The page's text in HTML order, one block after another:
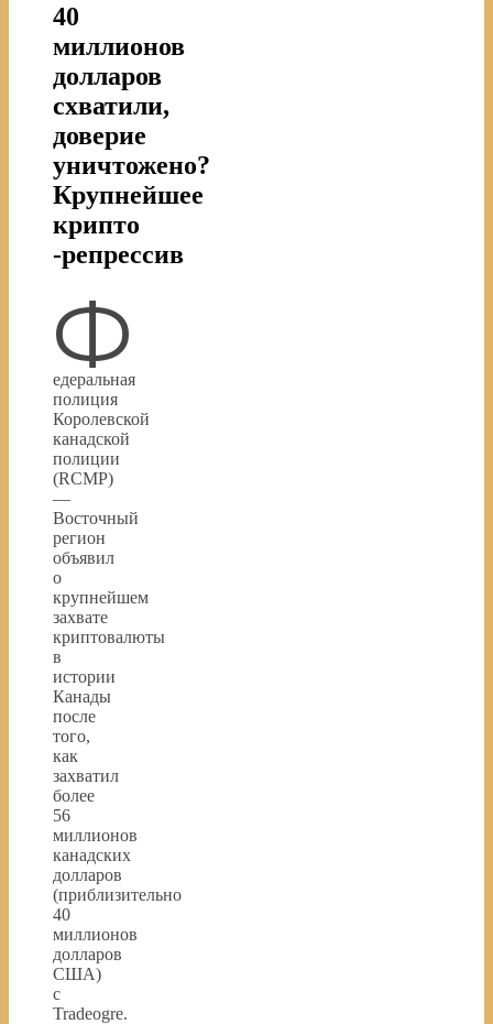
40
миллионов
долларов
схватили,
доверие
уничтожено?
Крупнейшее
крипто
-репрессив
Ф
едеральная
полиция
Королевской
канадской
полиции
(RCMP)
—
Восточный
регион
объявил
о
крупнейшем
захвате
криптовалюты
в
истории
Канады
после
того,
как
захватил
более
56
миллионов
канадских
долларов
(приблизительно
40
миллионов
долларов
США)
с
Tradeogre.